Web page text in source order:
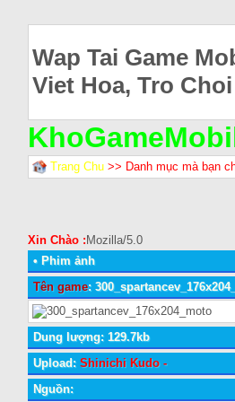
Wap Tai Game
Viet Hoa, Tro
Trang Chu >> Danh mục mà bạn
Xin Chào : Mozilla/5.0
• Phim ảnh
Tên game:
Dung lượng: 129.7kb
Upload: Shinichi Kudo -
Nguồn: